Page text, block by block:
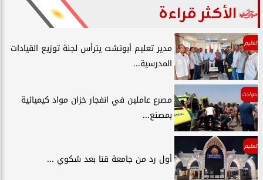
الأكثر قراءة
تعليم
مدير تعليم أبوتشت يترأس لجنة توزيع القيادات
المدرسية...
حوادث
مصرع عاملين في انفجار خزان مواد كيميائية
بمصنع...
تعليم
أول رد من جامعة قنا بعد شكوي ...